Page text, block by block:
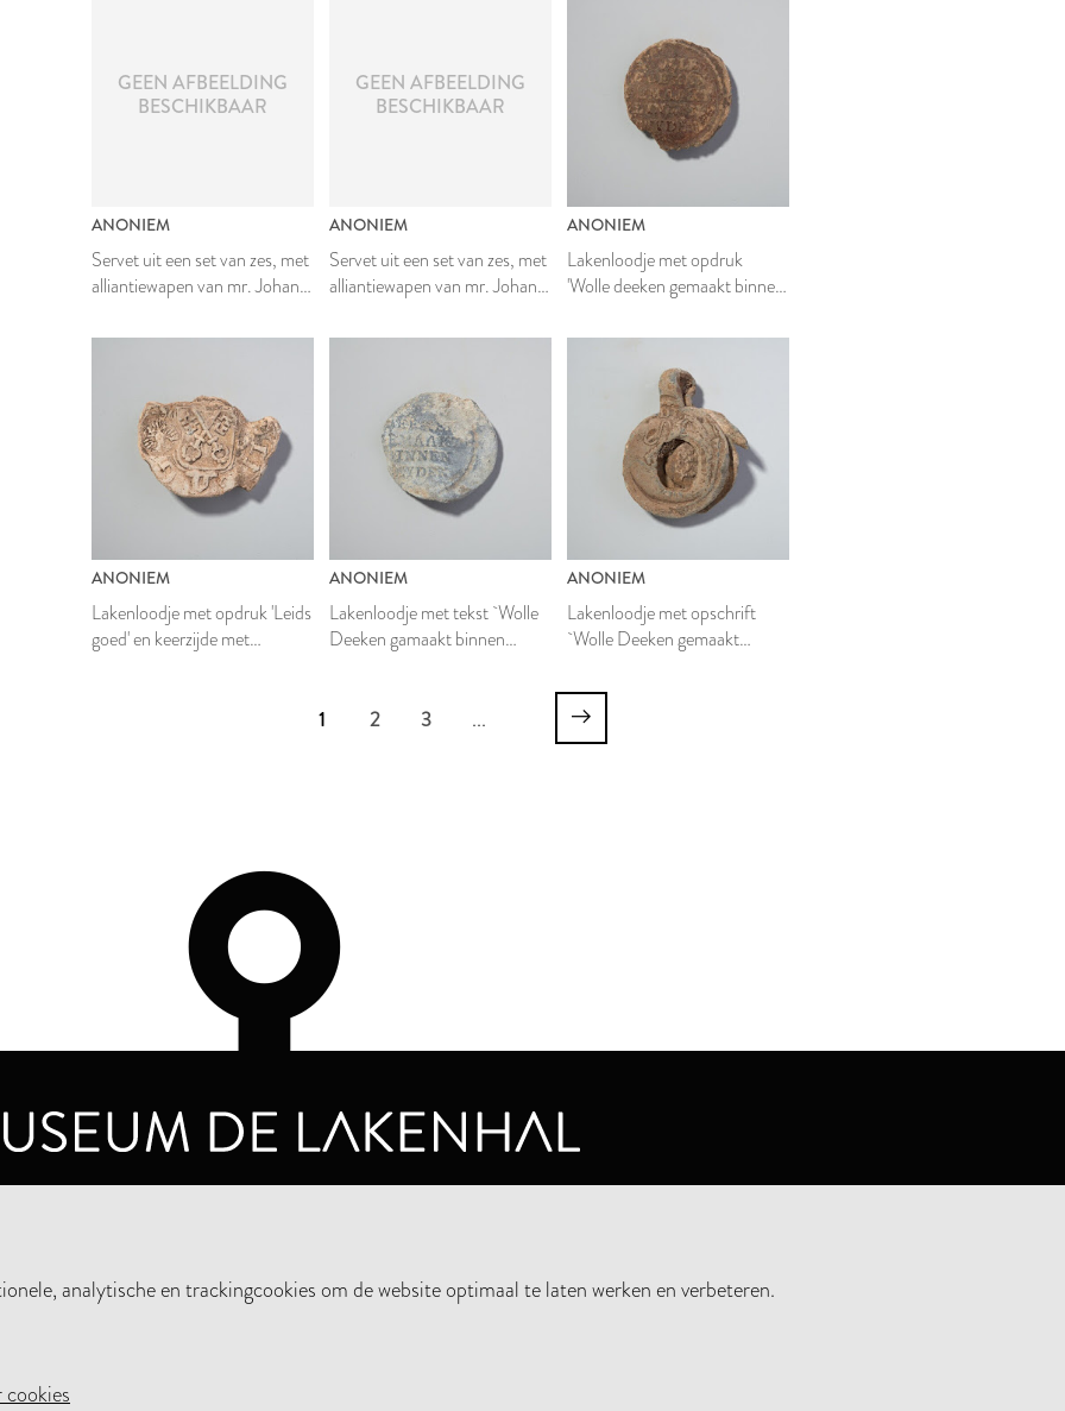
GEEN AFBEELDING
BESCHIKBAAR
ANONIEM
Servet uit een set van zes, met
alliantiewapen van mr. Johan
Teylingen
GEEN AFBEELDING
BESCHIKBAAR
ANONIEM
Servet uit een set van zes, met
alliantiewapen van mr. Johan
Teylingen
ANONIEM
Lakenloodje met opdruk
'Wolle deeken gemaakt binnen
ANONIEM
Lakenloodje met opdruk 'Leids
goed' en keerzijde met
ANONIEM
Lakenloodje met tekst `Wolle
Deeken gamaakt binnen
ANONIEM
Lakenloodje met opschrift
`Wolle Deeken gemaakt
1 2 3 ...
analytische en trackingcookies om de website optimaal te laten werken en verbeteren.
cookies